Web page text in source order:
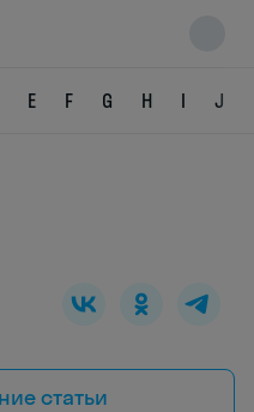
E F G H I J
статьи